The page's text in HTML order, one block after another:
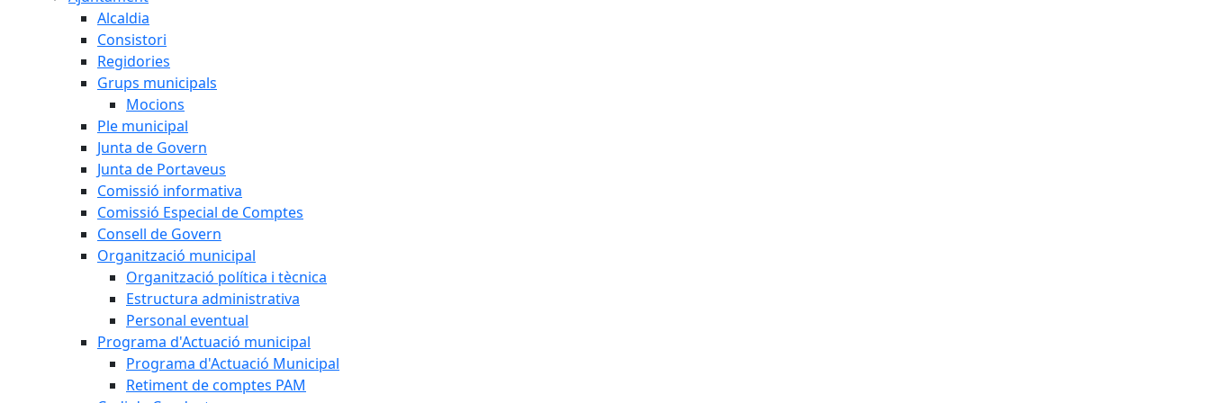
Alcaldia
Consistori
Regidories
Grups municipals
Mocions
Ple municipal
Junta de Govern
Junta de Portaveus
Comissió informativa
Comissió Especial de Comptes
Consell de Govern
Organització municipal
Organització política i tècnica
Estructura administrativa
Personal eventual
Programa d'Actuació municipal
Programa d'Actuació Municipal
Retiment de comptes PAM